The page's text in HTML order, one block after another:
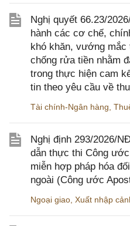
Nghị quyết 66.23/
hành các cơ chế,
khó khăn, vướng mắc
chống rửa tiền nhằm
trong thực hiện cam
tin theo yêu cầu về
Tài chính-Ngân hàng
Nghị định 293/2026/
dẫn thực thi Công
miễn hợp pháp hóa
ngoài (Công ước
Ngoại giao Xuất nhập